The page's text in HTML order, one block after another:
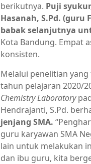
berikutnya. Puji
Hasanah, S.Pd.
babak selanjutnya
Kota Bandung. Empat
konsisten.
Melalui penelitian yang
tahun pelajaran 2020/
Chemistry Laboratory
Hendrajanti, S.Pd.
jenjang SMA.
guru karyawan SMA
lain untuk melakukan
dan ibu guru, kita